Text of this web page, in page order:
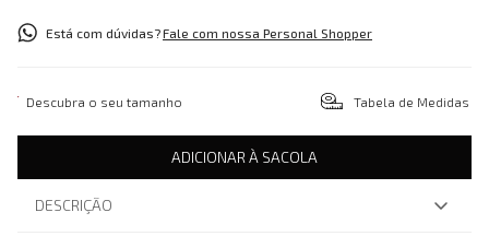
Está com dúvidas?Fale com nossa Personal Shopper
Descubra o seu tamanho Tabela de Medidas
ADICIONAR À SACOLA
DESCRIÇÃO